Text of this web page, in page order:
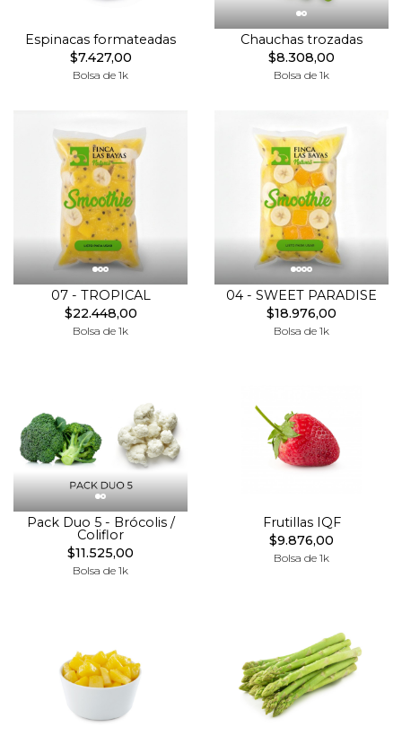
Espinacas formateadas
$7.427,00
Bolsa de 1k
Chauchas trozadas
$8.308,00
Bolsa de 1k
07 - TROPICAL
$22.448,00
Bolsa de 1k
04 - SWEET PARADISE
$18.976,00
Bolsa de 1k
Pack Duo 5 - Brócolis /
Coliflor
$11.525,00
Bolsa de 1k
Frutillas IQF
$9.876,00
Bolsa de 1k